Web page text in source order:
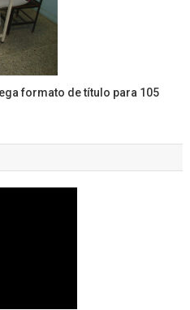
formato de título para 105